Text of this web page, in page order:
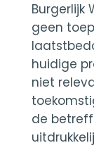
Burgerlijk
geen
huidige
niet
de